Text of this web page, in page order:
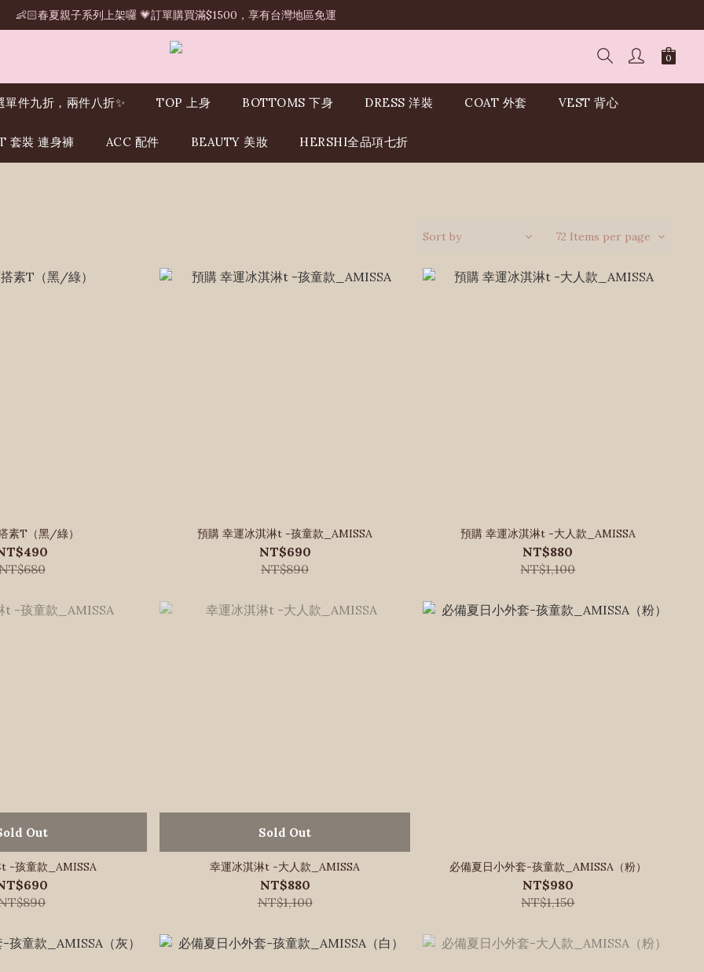
👶🏻春夏親子系列上架囉 💗訂單購買滿$1500，享有台灣地區免運
單件九折，兩件八折✨ TOP 上身 BOTTOMS 下身 DRESS 洋裝 COAT 外套 VEST 背心
套裝 連身褲 ACC 配件 BEAUTY 美妝 HERSHI全品項七折
Sort by 72 Items per page
素T（黑/綠） 預購 幸運冰淇淋t -孩童款_AMISSA
NT$690
NT$890
預購 幸運冰淇淋t -大人款_AMISSA
NT$880
NT$1,100
Out
-孩童款_AMISSA
Sold Out
幸運冰淇淋t -大人款_AMISSA
NT$880
NT$1,100
必備夏日小外套-孩童款_AMISSA（粉）
NT$980
NT$1,150